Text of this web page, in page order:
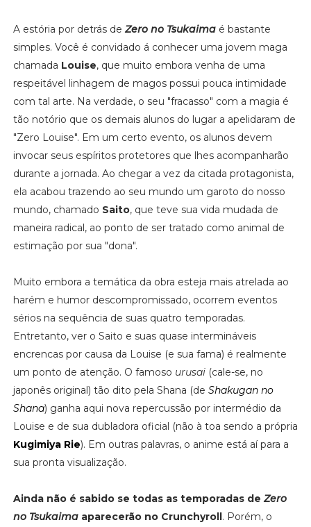
A estória por detrás deZero no Tsukaimaé bastante
simples. Você é convidado á conhecer uma jovem maga
chamada Louise, que muito embora venha de uma
respeitável linhagem de magos possui pouca intimidade
com tal arte. Na verdade, o seu "fracasso" com a magia é
tão notório que os demais alunos do lugar a apelidaram de
"Zero Louise". Em um certo evento, os alunos devem
invocar seus espíritos protetores que lhes acompanharão
durante a jornada. Ao chegar a vez da citada protagonista,
ela acabou trazendo ao seu mundo um garoto do nosso
mundo, chamado Saito, que teve sua vida mudada de
maneira radical, ao ponto de ser tratado como animal de
estimação por sua "dona".
Muito embora a temática da obra esteja mais atrelada ao
harém e humor descompromissado, ocorrem eventos
sérios na sequência de suas quatro temporadas.
Entretanto, ver o Saito e suas quase intermináveis
encrencas por causa da Louise (e sua fama) é realmente
um ponto de atenção. O famoso urusai (cale-se, no
japonês original) tão dito pela Shana (de Shakugan no
Shana) ganha aqui nova repercussão por intermédio da
Louise e de sua dubladora oficial (não à toa sendo a própria
Kugimiya Rie). Em outras palavras, o anime está aí para a
sua pronta visualização.
Ainda não é sabido se todas as temporadas deZero
no Tsukaimaaparecerão no Crunchyroll. Porém, o